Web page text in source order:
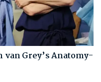
Grey’s Anatomy-